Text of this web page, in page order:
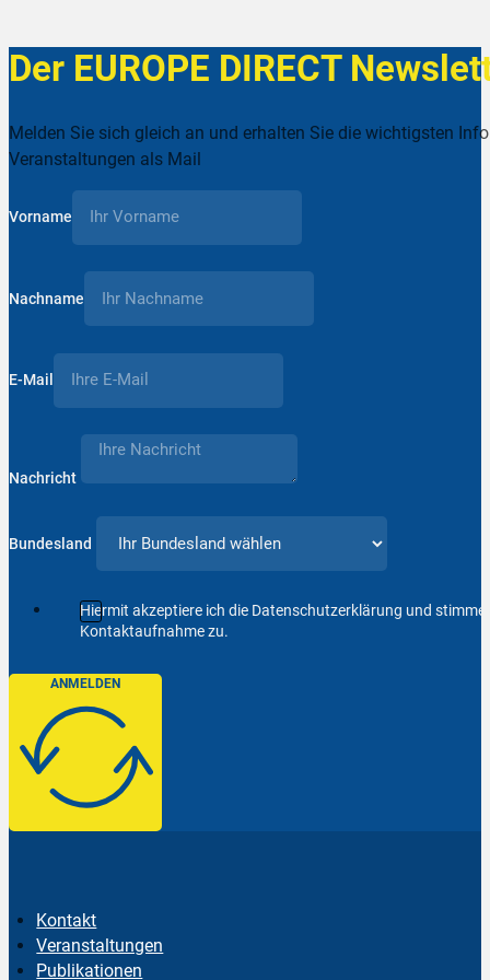
Der EUROPE DIRECT
Melden Sie sich gleich an und erhalten Sie die wichtigsten
Veranstaltungen als Mail
Vorname
Nachname
E-Mail
Nachricht
Bundesland
Hiermit akzeptiere ich die Datenschutzerklärung und
Kontaktaufnahme zu.
ANMELDEN
Kontakt
Veranstaltungen
Publikationen